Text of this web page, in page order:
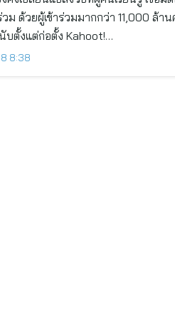
ม ด้วยผู้เข้าร่วมมากกว่า 11,000 ล้าน
บตั้งแต่ก่อตั้ง Kahoot!…
8:38